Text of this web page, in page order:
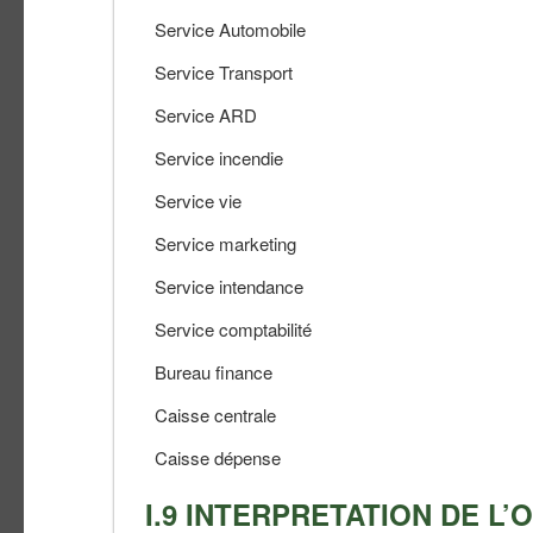
Service Automobile
Service Transport
Service ARD
Service incendie
Service vie
Service marketing
Service intendance
Service comptabilité
Bureau finance
Caisse centrale
Caisse dépense
I.9 INTERPRETATION DE